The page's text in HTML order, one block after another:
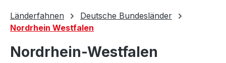
Länderfahnen
Deutsche Bundesländer
Nordrhein Westfalen
Nordrhein-Westfalen